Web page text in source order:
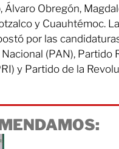
Álvaro Obregón,
y Cuauhtémoc.
por las
(PAN), Partido
y Partido de la